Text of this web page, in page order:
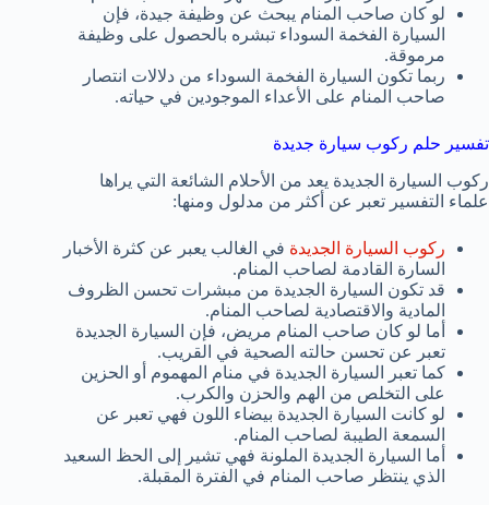
لو كان صاحب المنام يبحث عن وظيفة جيدة، فإن
السيارة الفخمة السوداء تبشره بالحصول على وظيفة
مرموقة.
ربما تكون السيارة الفخمة السوداء من دلالات انتصار
صاحب المنام على الأعداء الموجودين في حياته.
تفسير حلم ركوب سيارة جديدة
ركوب السيارة الجديدة يعد من الأحلام الشائعة التي يراها
علماء التفسير تعبر عن أكثر من مدلول ومنها:
ركوب السيارة الجديدة في الغالب يعبر عن كثرة الأخبار
السارة القادمة لصاحب المنام.
قد تكون السيارة الجديدة من مبشرات تحسن الظروف
المادية والاقتصادية لصاحب المنام.
أما لو كان صاحب المنام مريض، فإن السيارة الجديدة
تعبر عن تحسن حالته الصحية في القريب.
كما تعبر السيارة الجديدة في منام المهموم أو الحزين
على التخلص من الهم والحزن والكرب.
لو كانت السيارة الجديدة بيضاء اللون فهي تعبر عن
السمعة الطيبة لصاحب المنام.
أما السيارة الجديدة الملونة فهي تشير إلى الحظ السعيد
الذي ينتظر صاحب المنام في الفترة المقبلة.